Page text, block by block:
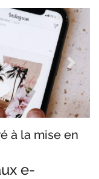
Next
à la mise en
e-